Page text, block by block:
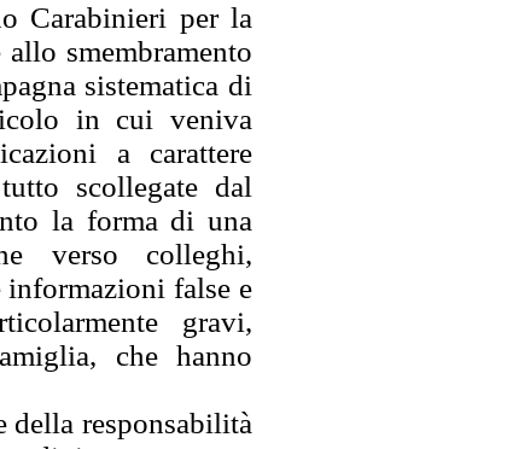
Carabinieri per la
smembramento
sistematica di
in cui veniva
a carattere
scollegate dal
la forma di una
verso colleghi,
false e
gravi,
che hanno
della responsabilità